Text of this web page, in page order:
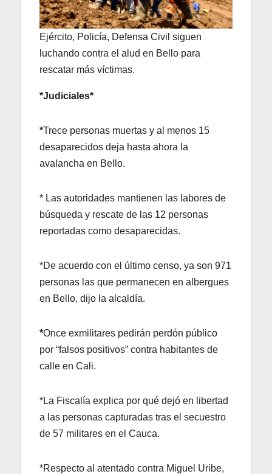
Ejército, Policía, Defensa Civil siguen
luchando contra el alud en Bello para
rescatar más víctimas.
*Judiciales*
*Trece personas muertas y al menos 15
desaparecidos deja hasta ahora la
avalancha en Bello.
* Las autoridades mantienen las labores de
búsqueda y rescate de las 12 personas
reportadas como desaparecidas.
*De acuerdo con el último censo, ya son 971
personas las que permanecen en albergues
en Bello, dijo la alcaldía.
*Once exmilitares pedirán perdón público
por “falsos positivos” contra habitantes de
calle en Cali.
*La Fiscalía explica por qué dejó en libertad
a las personas capturadas tras el secuestro
de 57 militares en el Cauca.
*Respecto al atentado contra Miguel Uribe,